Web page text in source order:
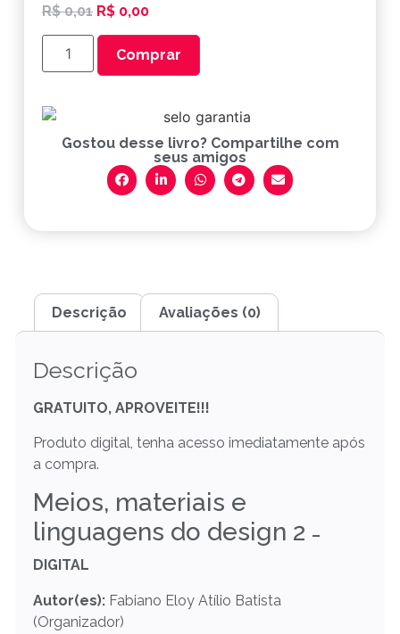
R$0,01 R$ 0,00
Comprar
Gostou desse livro? Compartilhe com
seus amigos
Descrição Avaliações (0)
Descrição
GRATUITO, APROVEITE!!!
Produto digital, tenha acesso imediatamente após
a compra.
Meios, materiais e
linguagens do design 2 –
DIGITAL
Autor(es): Fabiano Eloy Atílio Batista
(Organizador)